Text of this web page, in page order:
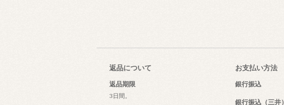
返品について
返品期限
3日間。
お支払い方法
銀行振込
銀行振込（三井）